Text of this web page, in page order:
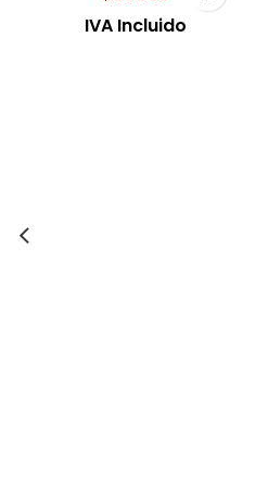
IVA Incluido